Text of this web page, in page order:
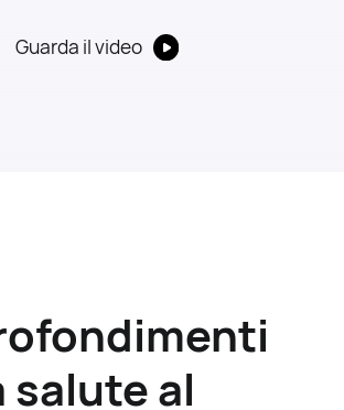
Guarda il video
salute al